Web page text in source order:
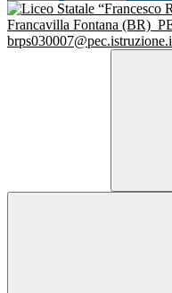
Francavilla Fontana (BR)